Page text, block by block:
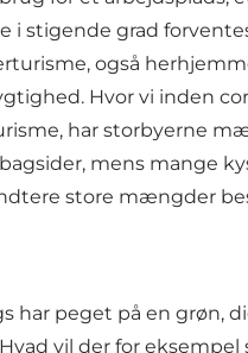
i stigende grad
også
Hvor vi inden
har storbyerne
, mens mange
store mængder
har peget på en grøn,
vil der for